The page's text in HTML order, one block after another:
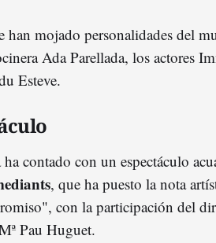
han mojado personalidades del
Ada Parellada, los actores
Esteve.
contado con un espectáculo
, que ha puesto la nota
con la participación del
Pau Huguet.